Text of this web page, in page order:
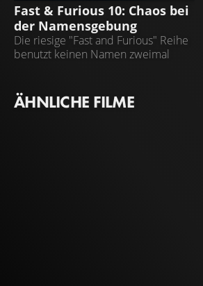
Fast & Furious 10: Chaos bei
der Namensgebung
Die riesige "Fast and Furious" Reihe
benutzt keinen Namen zweimal
ÄHNLICHE FILME